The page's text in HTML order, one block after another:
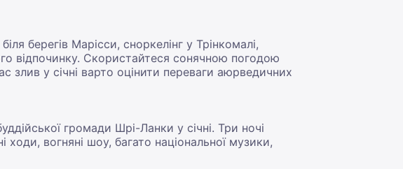
берегів Марісси, сноркелінг у Трінкомалі,
відпочинку. Скористайтеся сонячною погодою
злив у січні варто оцінити переваги аюрведичних
громади Шрі-Ланки у січні. Три ночі
ходи, вогняні шоу, багато національної музики,